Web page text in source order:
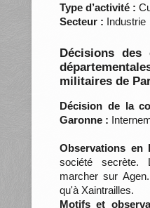
Type d’activité :
Secteur : Industrie
Décisions des
militaires de
Décision de la
Garonne :
Observations en
société secrète.
marcher sur
qu'à Xaintrailles.
Motifs et